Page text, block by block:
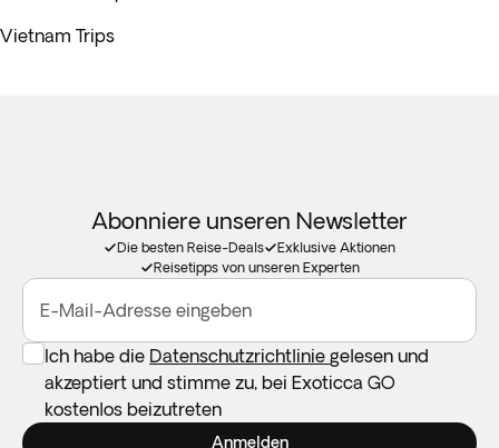
Vietnam Trips
Abonniere unseren Newsletter
Die besten Reise-Deals
Exklusive Aktionen
Reisetipps von unseren Experten
E-Mail-Adresse eingeben
Ich habe die Datenschutzrichtlinie gelesen und
akzeptiert und stimme zu, bei Exoticca GO
kostenlos beizutreten
Anmelden